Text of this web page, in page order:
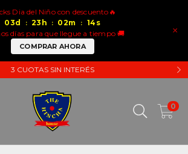
×
Dia del Niño con descuento🔥
03d : 23 h : 02m : 14 s
días para que llegue a tiempo 🚚
COMPRAR AHORA
3 CUOTAS SIN INTERÉS
0